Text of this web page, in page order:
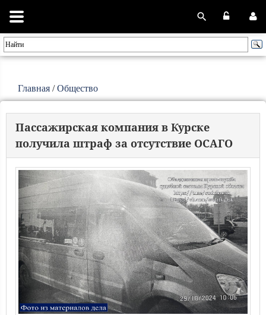
Главная /Общество
Пассажирская компания в Курске
получила штраф за отсутствие ОСАГО